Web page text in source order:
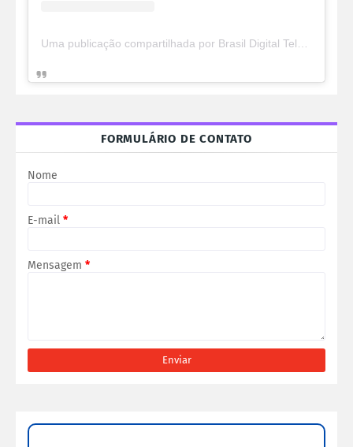
Uma publicação compartilhada por Brasil Digital Telecom (@brasildigitaltelecom)
FORMULÁRIO DE CONTATO
Nome
E-mail *
Mensagem *